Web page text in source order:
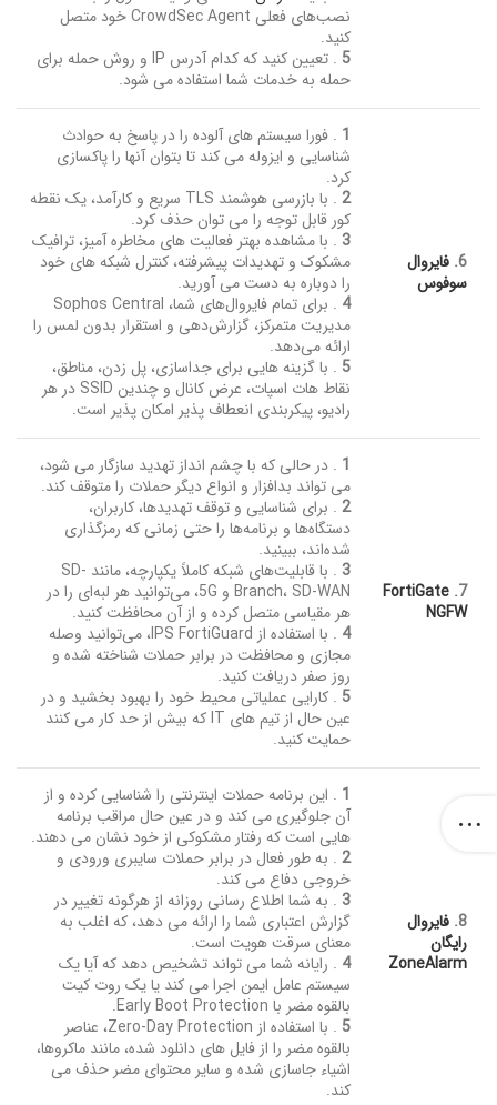
نصب‌های فعلی CrowdSec Agent خود متصل
کنید.
5
. تعیین کنید که کدام آدرس IP و روش حمله برای
حمله به خدمات شما استفاده می شود.
6. فایروال
سوفوس
1 . فورا سیستم های آلوده را در پاسخ به حوادث
شناسایی و ایزوله می کند تا بتوان آنها را پاکسازی
کرد.
2
. با بازرسی هوشمند TLS سریع و کارآمد، یک نقطه
کور قابل توجه را می توان حذف کرد.
3 . با مشاهده بهتر فعالیت های مخاطره آمیز، ترافیک
مشکوک و تهدیدات پیشرفته، کنترل شبکه های خود
را دوباره به دست می آورید.
4
. برای تمام فایروال‌های شما، Sophos Central
مدیریت متمرکز، گزارش‌دهی و استقرار بدون لمس را
ارائه می‌دهد.
5 . با گزینه هایی برای جداسازی، پل زدن، مناطق،
نقاط هات اسپات، عرض کانال و چندین SSID در هر
رادیو، پیکربندی انعطاف پذیر امکان پذیر است.
7.
FortiGate
NGFW
1 . در حالی که با چشم انداز تهدید سازگار می شود،
می تواند بدافزار و انواع دیگر حملات را متوقف کند.
2 . برای شناسایی و توقف تهدیدها، کاربران،
دستگاه‌ها و برنامه‌ها را حتی زمانی که رمزگذاری
شده‌اند، ببینید.
3
. با قابلیت‌های شبکه کاملاً یکپارچه، مانند SD-
Branch، SD-WAN و 5G، می‌توانید هر لبه‌ای را در
هر مقیاسی متصل کرده و از آن محافظت کنید.
4
. با استفاده از IPS FortiGuard، می‌توانید وصله
مجازی و محافظت در برابر حملات شناخته شده و
روز صفر دریافت کنید.
5 . کارایی عملیاتی محیط خود را بهبود بخشید و در
عین حال از تیم های IT که بیش از حد کار می کنند
حمایت کنید.
8. فایروال
رایگان
ZoneAlarm
1 . این برنامه حملات اینترنتی را شناسایی کرده و از
آن جلوگیری می کند و در عین حال مراقب برنامه
هایی است که رفتار مشکوکی از خود نشان می دهند.
2 . به طور فعال در برابر حملات سایبری ورودی و
خروجی دفاع می کند.
3 . به شما اطلاع رسانی روزانه از هرگونه تغییر در
گزارش اعتباری شما را ارائه می دهد، که اغلب به
معنای سرقت هویت است.
4 . رایانه شما می تواند تشخیص دهد که آیا یک
سیستم عامل ایمن اجرا می کند یا یک روت کیت
بالقوه مضر با Early Boot Protection.
5
. با استفاده از Zero-Day Protection، عناصر
بالقوه مضر را از فایل های دانلود شده، مانند ماکروها،
اشیاء جاسازی شده و سایر محتوای مضر حذف می
کند.